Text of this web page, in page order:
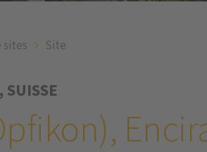
sites Site